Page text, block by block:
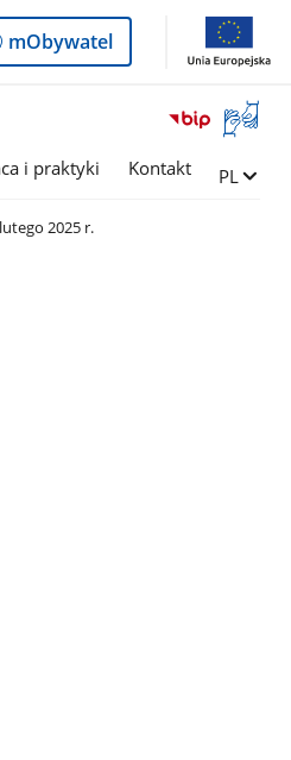
Logowanie
do
mObywatel
Otwórz
okno
i praktyki Kontakt Zmień
PL
2025 r.